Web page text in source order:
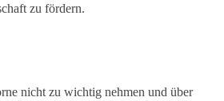
zu fördern.
nicht zu wichtig nehmen und über